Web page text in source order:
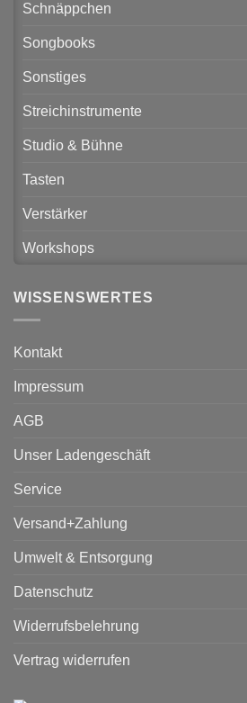
Schnäppchen
Songbooks
Sonstiges
Streichinstrumente
Studio & Bühne
Tasten
Verstärker
Workshops
WISSENSWERTES
Kontakt
Impressum
AGB
Unser Ladengeschäft
Service
Versand+Zahlung
Umwelt & Entsorgung
Datenschutz
Widerrufsbelehrung
Vertrag widerrufen